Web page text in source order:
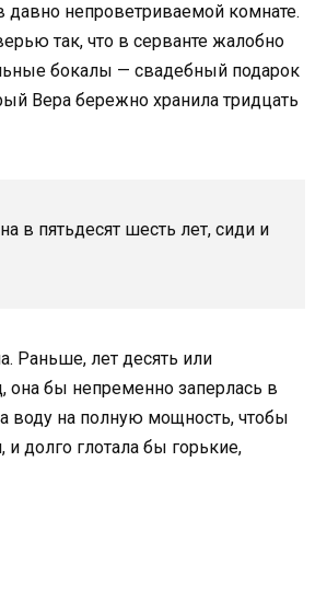
давно непроветриваемой комнате.
так, что в серванте жалобно
бокалы — свадебный подарок
Вера бережно хранила тридцать
в пятьдесят шесть лет, сиди и
Раньше, лет десять или
она бы непременно заперлась в
воду на полную мощность, чтобы
долго глотала бы горькие,